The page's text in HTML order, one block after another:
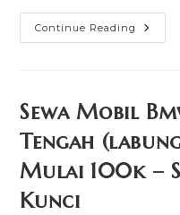
Continue Reading Sewa
Mobil
Sewa Mobil
Tengah
Mulai 100k –
Kunci